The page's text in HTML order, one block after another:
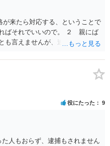
来たら対応する、ということで
ばそれでいいので。 ２ 親にば
も言えませんが、連絡を止めた
らいは来るかもしれません。し
保証もないからです。可能性と
に送っていると思われ、支払う
けるところまで絞られるよう
役にたった 9
人もおらず、逮捕もされません